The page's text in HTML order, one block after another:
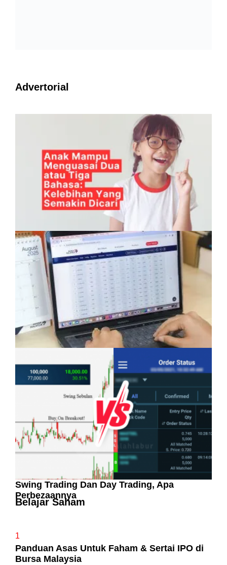
Advertorial
Anak Mampu Menguasai Dua atau Tiga
Bahasa: Kelebihan Yang Semakin Dicari
Pelaburan Saham Bukan Untuk Mereka Yang
Suka ‘Stress’
Swing Trading Dan Day Trading, Apa
Perbezaannya
Belajar Saham
1
Panduan Asas Untuk Faham & Sertai IPO di
Bursa Malaysia